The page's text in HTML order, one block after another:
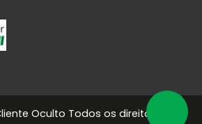
Oculto Todos os direitos